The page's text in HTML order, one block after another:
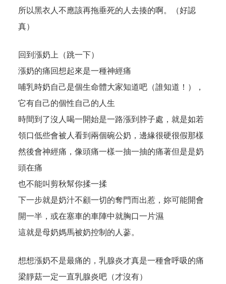
所以黑衣人不應該再拖垂死的人去揍的啊。（好認
真）
回到漲奶上（跳一下）
漲奶的痛回想起來是一種神經痛
哺乳時奶自己是個生命體大家知道吧（誰知道！），
它有自己的個性自己的人生
時間到了沒人喝一開始是一路漲到脖子處，就是如若
領口低些會被人看到兩個碗公奶，邊緣很硬很假那樣
然後會神經痛，像頭痛一樣一抽一抽的痛著但是是奶
頭在痛
也不能叫剪秋幫你揉一揉
下一步就是奶汁不顧一切的奪門而出惹，妳可能開會
開一半，或在塞車的車陣中就胸口一片濕
這就是母奶媽馬被奶控制的人蔘。
想想漲奶不是最痛的，乳腺炎才真是一種會呼吸的痛
梁靜菇一定一直乳腺炎吧（才沒有）